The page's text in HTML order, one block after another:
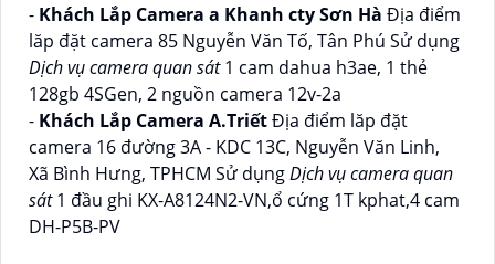
- Khách Lắp Camera a Khanh cty Sơn Hà Địa điểm
lăp đặt camera 85 Nguyễn Văn Tố, Tân Phú Sử dụng
Dịch vụ camera quan sát1 cam dahua h3ae, 1 thẻ
128gb 4SGen, 2 nguồn camera 12v-2a
- Khách Lắp Camera A.TriếtĐịa điểm lăp đặt
camera 16 đường 3A - KDC 13C, Nguyễn Văn Linh,
Xã Bình Hưng, TPHCM Sử dụngDịch vụ camera quan
sát1 đầu ghi KX-A8124N2-VN,ổ cứng 1T kphat,4 cam
DH-P5B-PV